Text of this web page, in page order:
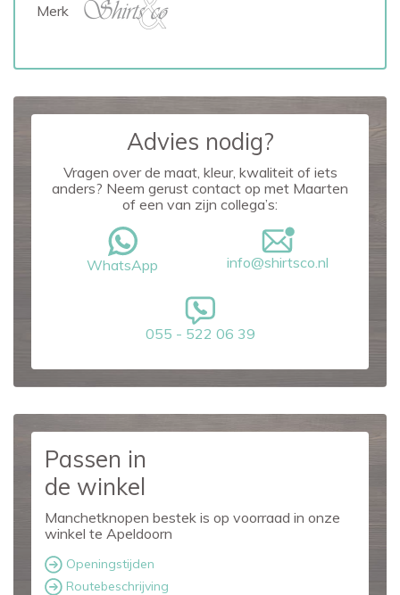
Merk
Advies nodig?
Vragen over de maat, kleur, kwaliteit of iets
anders? Neem gerust contact op met Maarten
of een van zijn collega’s:
WhatsApp info@shirtsco.nl
055 - 522 06 39
Passen in
de winkel
Manchetknopen bestek is op voorraad in onze
winkel te Apeldoorn
Openingstijden
Routebeschrijving